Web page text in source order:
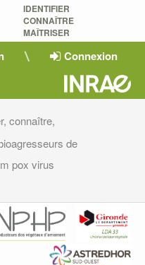
IDENTIFIER
CONNAÎTRE
MAÎTRISER
Connexion
connaître,
de
pox virus